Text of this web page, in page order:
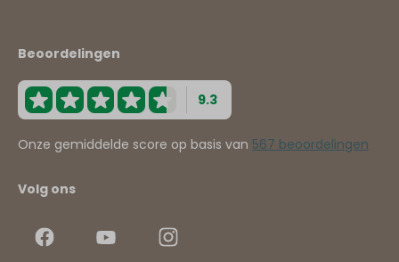
Beoordelingen
9.3
Onze gemiddelde score op basis van 567 beoordelingen
Volg ons